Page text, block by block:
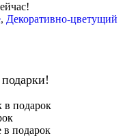
, Декоративно-цветущий
в подарок
в подарок